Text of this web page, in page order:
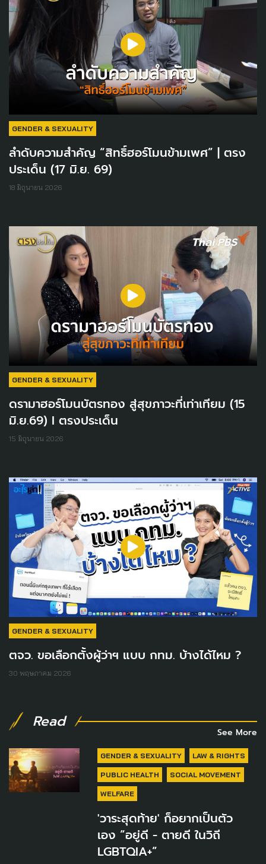
GENDER & SEXUALITY
ลำดับความสำคัญ “สิทธิ์ฮอร์โมนข้ามเพศ” | ตรง
ประเด็น (17 มิ.ย. 69)
18 มิถุนายน 2026
GENDER & SEXUALITY
ดรามาฮอร์โมนบัตรทอง สู่สุขภาวะที่เท่าเทียม (15
มิ.ย.69) I ตรงประเด็น
15 มิถุนายน 2026
GENDER & SEXUALITY
ตจว. ขอเลือกตั้งผู้ว่าฯ แบบ กทม. บ้างได้ไหม ?
30 พฤษภาคม 2026
Read
See More
GENDER & SEXUALITY LAW & RIGHTS
PUBLIC HEALTH SOCIAL MOVEMENT
WELFARE
'วาระสุดท้าย' ก็อยากเป็นตัว
เอง “อยู่ดี - ตายดี ในวิถี
LGBTQIA+”